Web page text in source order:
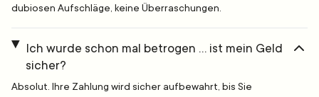
dubiosen Aufschläge, keine Überraschungen.
Ich wurde schon mal betrogen … ist mein Geld
sicher?
Absolut. Ihre Zahlung wird sicher aufbewahrt, bis Sie